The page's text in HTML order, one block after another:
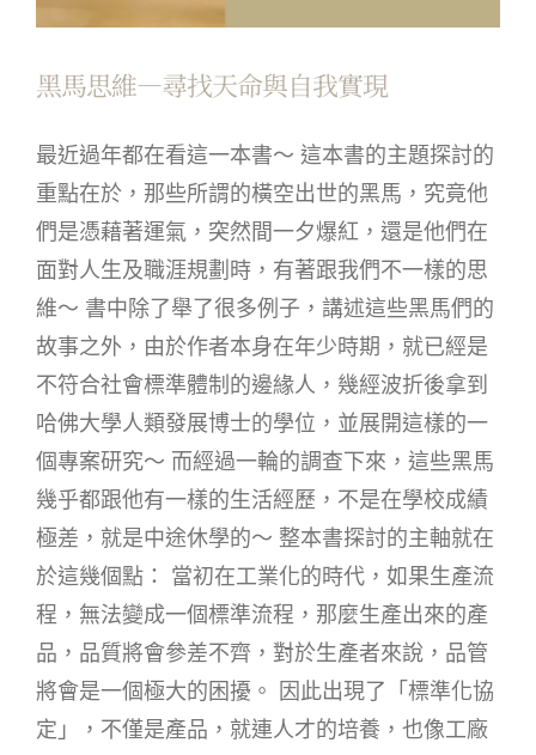
黑馬思維—尋找天命與自我實現
最近過年都在看這一本書～ 這本書的主題探討的
重點在於，那些所謂的橫空出世的黑馬，究竟他
們是憑藉著運氣，突然間一夕爆紅，還是他們在
面對人生及職涯規劃時，有著跟我們不一樣的思
維～ 書中除了舉了很多例子，講述這些黑馬們的
故事之外，由於作者本身在年少時期，就已經是
不符合社會標準體制的邊緣人，幾經波折後拿到
哈佛大學人類發展博士的學位，並展開這樣的一
個專案研究～ 而經過一輪的調查下來，這些黑馬
幾乎都跟他有一樣的生活經歷，不是在學校成績
極差，就是中途休學的～ 整本書探討的主軸就在
於這幾個點： 當初在工業化的時代，如果生產流
程，無法變成一個標準流程，那麼生產出來的產
品，品質將會參差不齊，對於生產者來說，品管
將會是一個極大的困擾。 因此出現了「標準化協
定」，不僅是產品，就連人才的培養，也像工廠